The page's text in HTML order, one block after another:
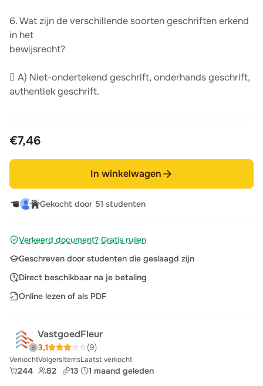
6. Wat zijn de verschillende soorten geschriften erkend
in het
bewijsrecht?
 A) Niet-ondertekend geschrift, onderhands geschrift,
authentiek geschrift.
€7,46
In winkelwagen
Gekocht door 51 studenten
Verkeerd document? Gratis ruilen
Geschreven door studenten die geslaagd zijn
Direct beschikbaar na je betaling
Online lezen of als PDF
VastgoedFleur
3,1 (9)
Verkocht
244
Volgers
82
Items
13
Laatst verkocht
1 maand geleden